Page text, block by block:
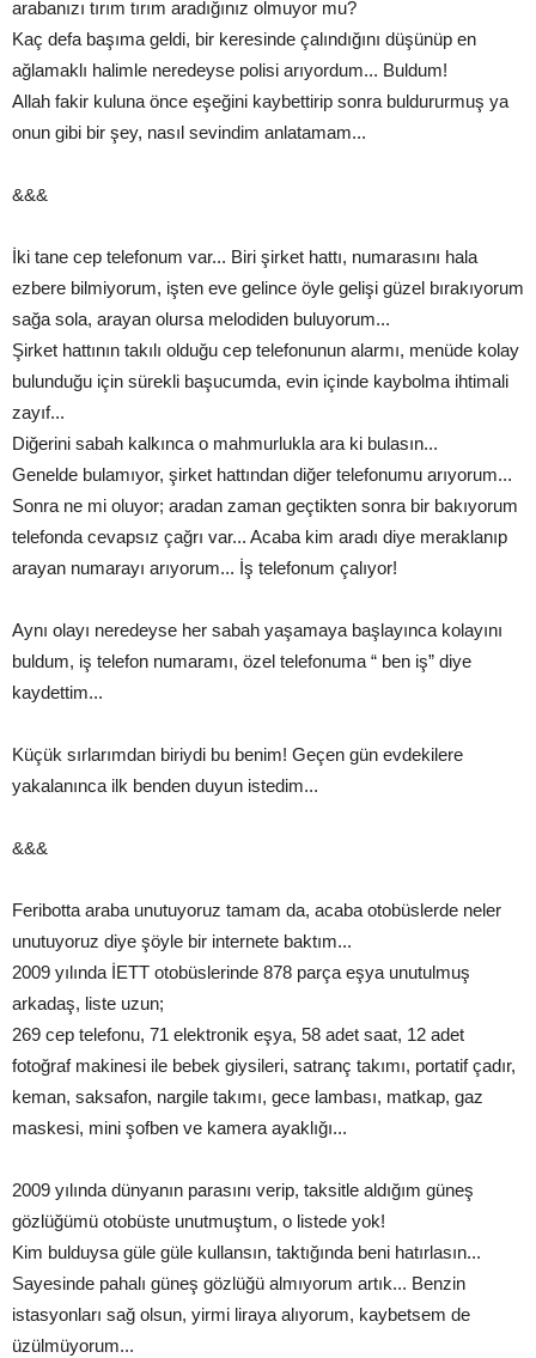
arabanızı tırım tırım aradığınız olmuyor mu?
Kaç defa başıma geldi, bir keresinde çalındığını düşünüp en
ağlamaklı halimle neredeyse polisi arıyordum... Buldum!
Allah fakir kuluna önce eşeğini kaybettirip sonra buldururmuş ya
onun gibi bir şey, nasıl sevindim anlatamam...
&&&
İki tane cep telefonum var... Biri şirket hattı, numarasını hala
ezbere bilmiyorum, işten eve gelince öyle gelişi güzel bırakıyorum
sağa sola, arayan olursa melodiden buluyorum...
Şirket hattının takılı olduğu cep telefonunun alarmı, menüde kolay
bulunduğu için sürekli başucumda, evin içinde kaybolma ihtimali
zayıf...
Diğerini sabah kalkınca o mahmurlukla ara ki bulasın...
Genelde bulamıyor, şirket hattından diğer telefonumu arıyorum...
Sonra ne mi oluyor; aradan zaman geçtikten sonra bir bakıyorum
telefonda cevapsız çağrı var... Acaba kim aradı diye meraklanıp
arayan numarayı arıyorum... İş telefonum çalıyor!
Aynı olayı neredeyse her sabah yaşamaya başlayınca kolayını
buldum, iş telefon numaramı, özel telefonuma “ ben iş” diye
kaydettim...
Küçük sırlarımdan biriydi bu benim! Geçen gün evdekilere
yakalanınca ilk benden duyun istedim...
&&&
Feribotta araba unutuyoruz tamam da, acaba otobüslerde neler
unutuyoruz diye şöyle bir internete baktım...
2009 yılında İETT otobüslerinde 878 parça eşya unutulmuş
arkadaş, liste uzun;
269 cep telefonu, 71 elektronik eşya, 58 adet saat, 12 adet
fotoğraf makinesi ile bebek giysileri, satranç takımı, portatif çadır,
keman, saksafon, nargile takımı, gece lambası, matkap, gaz
maskesi, mini şofben ve kamera ayaklığı...
2009 yılında dünyanın parasını verip, taksitle aldığım güneş
gözlüğümü otobüste unutmuştum, o listede yok!
Kim bulduysa güle güle kullansın, taktığında beni hatırlasın...
Sayesinde pahalı güneş gözlüğü almıyorum artık... Benzin
istasyonları sağ olsun, yirmi liraya alıyorum, kaybetsem de
üzülmüyorum...